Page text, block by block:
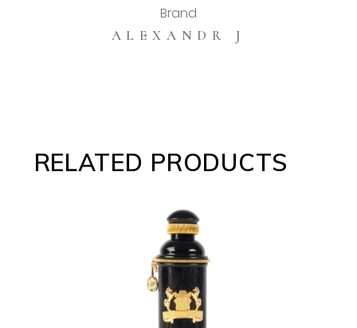
Brand
ALEXANDR J
RELATED PRODUCTS
ADD TO CART